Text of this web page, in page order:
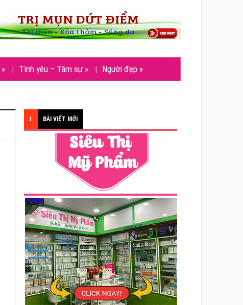
» Tình yêu – Tâm sự » Người đẹp »
1 BÀI VIẾT MỚI